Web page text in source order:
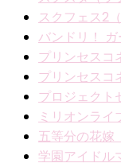
スクフェス2
バンドリ！
プリンセスコ
プリンセスコ
プロジェクト
ミリオンライ
五等分の花嫁
学園アイドル